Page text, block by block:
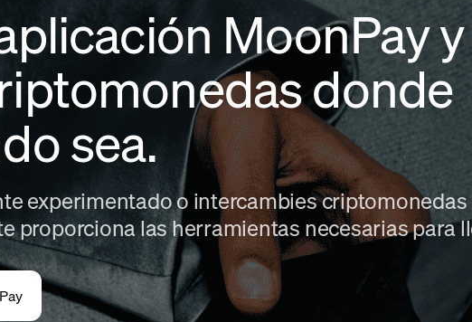
MoonPay y
donde
sea.
experimentado o intercambies
proporciona las herramientas necesarias para